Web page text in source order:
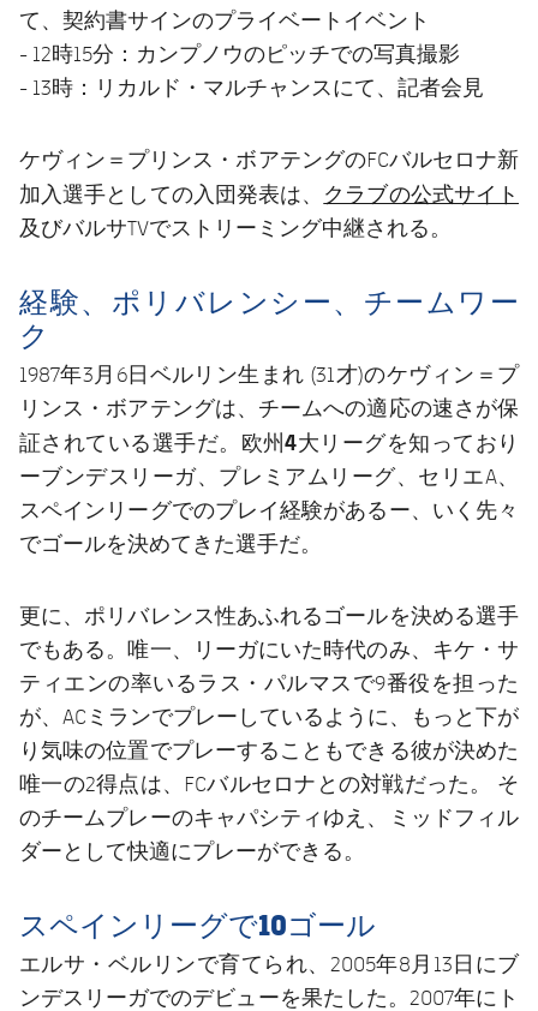
て、契約書サインのプライベートイベント
- 12時15分：カンプノウのピッチでの写真撮影
- 13時：リカルド・マルチャンスにて、記者会見
ケヴィン＝プリンス・ボアテングのFCバルセロナ新
加入選手としての入団発表は、 クラブの公式サイト
及びバルサTVでストリーミング中継される。
経験、ポリバレンシー、チームワー
ク
1987年3月6日ベルリン生まれ (31才)のケヴィン＝プ
リンス・ボアテングは、チームへの適応の速さが保
証されている選手だ。 欧州4大リーグを知っており
ーブンデスリーガ、プレミアムリーグ、セリエA、
スペインリーグでのプレイ経験があるー、いく先々
でゴールを決めてきた選手だ。
更に、ポリバレンス性あふれるゴールを決める選手
でもある。唯一、リーガにいた時代のみ、キケ・サ
ティエンの率いるラス・パルマスで9番役を担った
が、ACミランでプレーしているように、もっと下が
り気味の位置でプレーすることもできる彼が決めた
唯一の2得点は、FCバルセロナとの対戦だった。 そ
のチームプレーのキャパシティゆえ、ミッドフィル
ダーとして快適にプレーができる。
スペインリーグで10ゴール
エルサ・ベルリンで育てられ、2005年8月13日にブ
ンデスリーガでのデビューを果たした。2007年にト